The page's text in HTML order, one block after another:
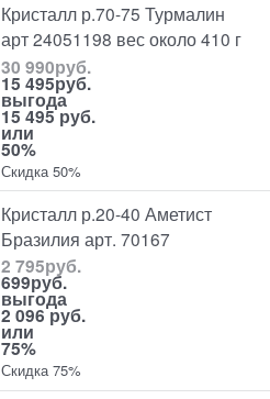
Кристалл р.70-75 Турмалин
арт 24051198 вес около 410 г
30 990руб.
15 495руб.
выгода
15 495 руб.
или
50%
Скидка 50%
Кристалл р.20-40 Аметист
Бразилия арт. 70167
2 795руб.
699руб.
выгода
2 096 руб.
или
75%
Скидка 75%